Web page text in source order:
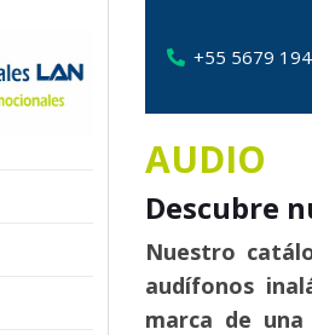
+55 5679
AUDIO
Descubre
Nuestro
audífonos
marca de